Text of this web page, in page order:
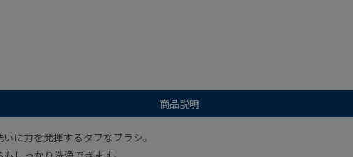
商品説明
に力を発揮するタフなブラシ。